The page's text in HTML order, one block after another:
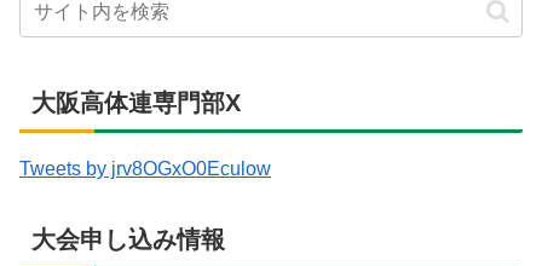
大阪高体連専門部X
Tweets by jrv8OGxO0Eculow
大会申し込み情報